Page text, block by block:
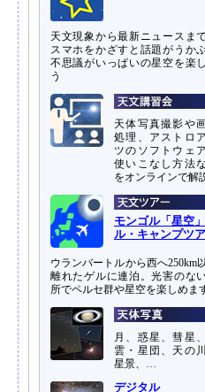
天文現象から最新ニュースまで
スマホをかざすと話題がうかぶ
不思議がいっぱいの星空を楽
う
天体写真撮影や
処理、アストロ
ツのソフトウェ
使いこなし方法
をオンラインで解
モンゴル「星空
ル・キャンプツ
ウランバートルから西へ250km
離れたゲルに連泊。光害のな
所でペルセ群や星空を楽しめま
月、惑星、彗星
雲・星団、天の川
星景、…
デジタル